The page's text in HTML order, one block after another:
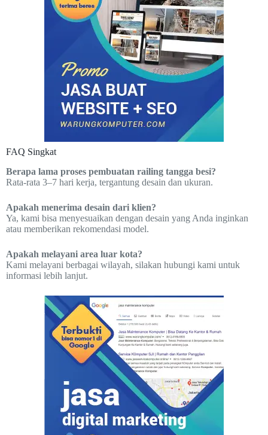
FAQ Singkat
Berapa lama proses pembuatan railing tangga besi?
Rata-rata 3–7 hari kerja, tergantung desain dan ukuran.
Apakah menerima desain dari klien?
Ya, kami bisa menyesuaikan dengan desain yang Anda inginkan
atau memberikan rekomendasi model.
Apakah melayani area luar kota?
Kami melayani berbagai wilayah, silakan hubungi kami untuk
informasi lebih lanjut.